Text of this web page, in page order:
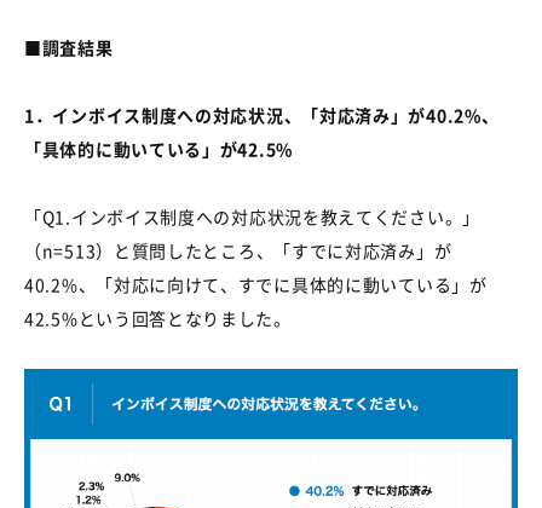
■調査結果
1 ．インボイス制度への対応状況、「対応済み」が40.2%、
「具体的に動いている」が42.5%
「Q1. インボイス制度への対応状況を教えてください。」
（n=513）と質問したところ、「すでに対応済み」が
40.2%、「対応に向けて、すでに具体的に動いている」が
42.5%という回答となりました。